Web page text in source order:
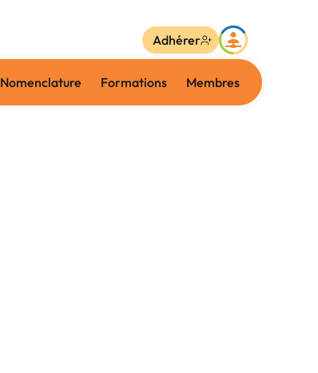
Nomenclature Formations Membres
Adhérer